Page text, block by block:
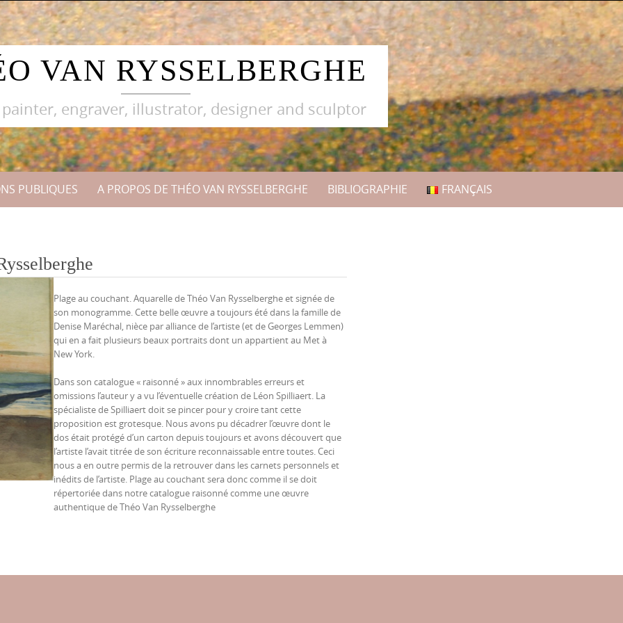
VAN RYSSELBERGHE
painter, engraver, illustrator, designer and sculptor
PUBLIQUES A PROPOS DE THÉO VAN RYSSELBERGHE BIBLIOGRAPHIE FRANÇAIS
Plage au couchant. Aquarelle de Théo Van Rysselberghe et signée de
son monogramme. Cette belle œuvre a toujours été dans la famille de
Denise Maréchal, nièce par alliance de l’artiste (et de Georges Lemmen)
qui en a fait plusieurs beaux portraits dont un appartient au Met à
New York.
Dans son catalogue « raisonné » aux innombrables erreurs et
omissions l’auteur y a vu l’éventuelle création de Léon Spilliaert. La
spécialiste de Spilliaert doit se pincer pour y croire tant cette
proposition est grotesque. Nous avons pu décadrer l’œuvre dont le
dos était protégé d’un carton depuis toujours et avons découvert que
l’artiste l’avait titrée de son écriture reconnaissable entre toutes. Ceci
nous a en outre permis de la retrouver dans les carnets personnels et
inédits de l’artiste. Plage au couchant sera donc comme il se doit
répertoriée dans notre catalogue raisonné comme une œuvre
authentique de Théo Van Rysselberghe